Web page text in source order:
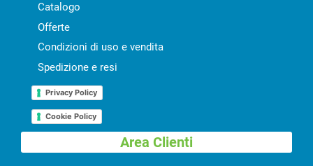
Catalogo
Offerte
Condizioni di uso e vendita
Spedizione e resi
Privacy Policy
Cookie Policy
Area Clienti